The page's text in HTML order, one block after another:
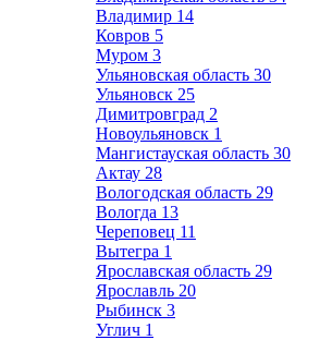
Владимир 14
Ковров 5
Муром 3
Ульяновская область 30
Ульяновск 25
Димитровград 2
Новоульяновск 1
Мангистауская область 30
Актау 28
Вологодская область 29
Вологда 13
Череповец 11
Вытегра 1
Ярославская область 29
Ярославль 20
Рыбинск 3
Углич 1